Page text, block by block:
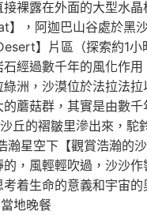
裸露在外面的大型水
，阿迦巴山谷處於黑
】片區（探索約1
經過數千年的風化作
洲，沙漠位於法拉法
蘑菇群，其實是由數
丘的褶皺里滲出來，
瀚星空下【觀賞浩瀚的
，風輕輕吹過，沙沙
着生命的意義和宇宙
地晚餐